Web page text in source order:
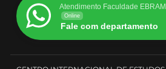
Atendimento Faculdade
Online
Fale com departamento